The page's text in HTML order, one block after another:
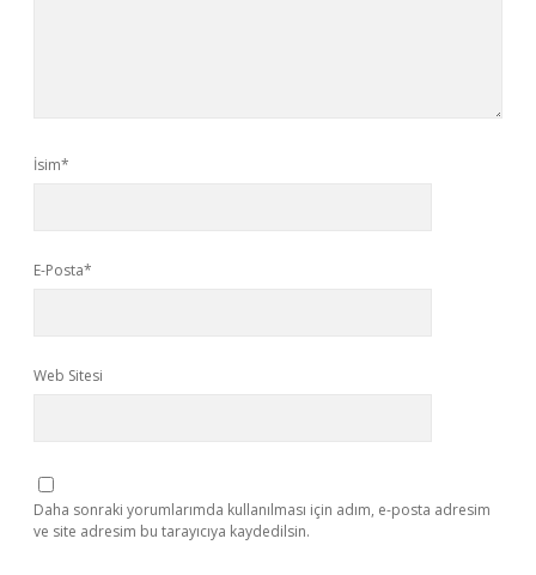
İsim*
E-Posta*
Web Sitesi
Daha sonraki yorumlarımda kullanılması için adım, e-posta adresim
ve site adresim bu tarayıcıya kaydedilsin.